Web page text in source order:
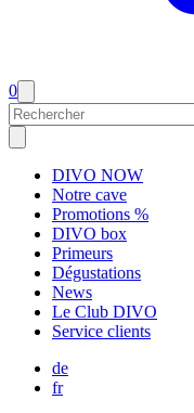
0
DIVO NOW
Notre cave
Promotions %
DIVO box
Primeurs
Dégustations
News
Le Club DIVO
Service clients
de
fr